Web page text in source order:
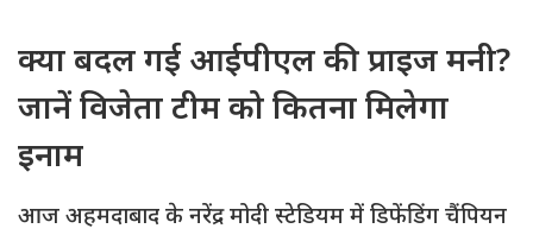
क्या बदल गई आईपीएल की प्राइज मनी?
जानें विजेता टीम को कितना मिलेगा
इनाम
आज अहमदाबाद के नरेंद्र मोदी स्टेडियम में डिफेंडिंग चैंपियन